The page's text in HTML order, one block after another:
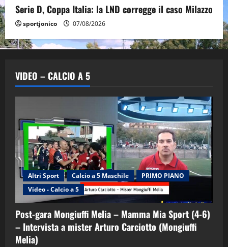
Serie D, Coppa Italia: la LND corregge il caso Milazzo
sportjonico 07/08/2026
VIDEO – CALCIO A 5
Altri Sport Calcio a 5 Maschile
PRIMO PIANO
Video - Calcio a 5
Post-gara Mongiuffi Melia – Mamma Mia Sport (4-6)
– Intervista a mister Arturo Carciotto (Mongiuffi
Melia)